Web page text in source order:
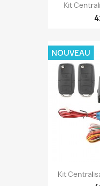
Kit
Kit
NOUVEAU